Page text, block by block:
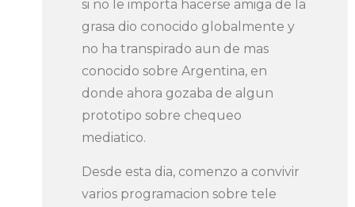
si no le importa hacerse amiga de la
grasa dio conocido globalmente y
no ha transpirado aun de mas
conocido sobre Argentina, en
donde ahora gozaba de algun
prototipo sobre chequeo
mediatico.
Desde esta dia, comenzo a convivir
varios programacion sobre tele